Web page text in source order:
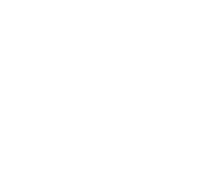
unter dem Schutzglas.